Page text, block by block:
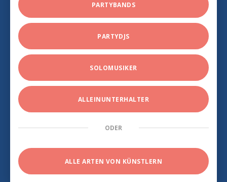
PARTYBANDS
PARTYDJS
SOLOMUSIKER
ALLEINUNTERHALTER
ODER
ALLE ARTEN VON KÜNSTLERN